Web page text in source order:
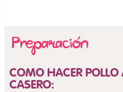
COMO HACER
CASERO: